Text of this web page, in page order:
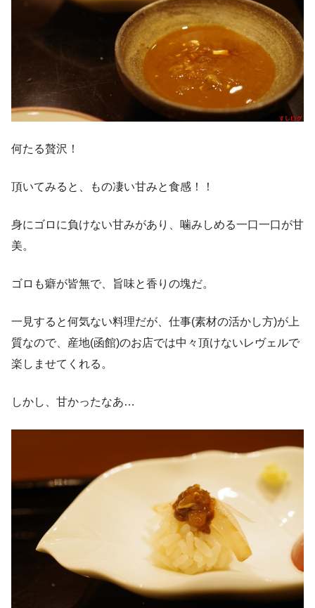
何たる贅沢！
頂いてみると、もの凄い甘みと食感！！
身にゴロに負けない甘みがあり、噛みしめる一口一口が甘
美。
ゴロも癖が皆無で、旨味と香りの塊だ。
一見すると何気ない料理だが、仕事(素材の活かし方)が上
質なので、産地(函館)のお店では中々頂けないレヴェルで
楽しませてくれる。
しかし、甘かったなあ…